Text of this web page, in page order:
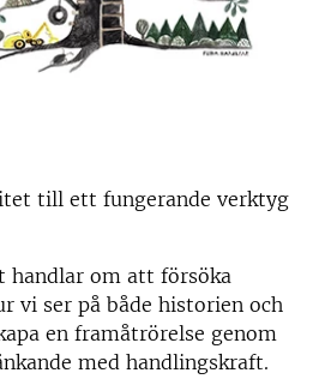
till ett fungerande verktyg
handlar om att försöka
vi ser på både historien och
en framåtrörelse genom
med handlingskraft.